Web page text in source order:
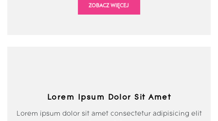
ZOBACZ WIĘCEJ
Lorem Ipsum Dolor Sit Amet
Lorem ipsum dolor sit amet consectetur adipisicing elit